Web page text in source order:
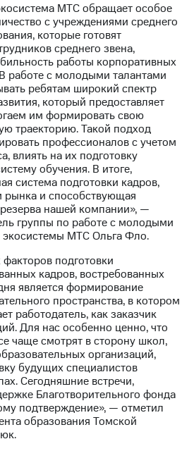
2023
МТС обращает особое
с учреждениями среднего
которые готовят
среднего звена,
работы корпоративных
работе с молодыми талантами
ребятам широкий спектр
который предоставляет
им формировать свою
траекторию. Такой подход
профессионалов с учетом
влиять на их подготовку
обучения. В итоге,
система подготовки кадров,
и способствующая
нашей компании», —
группы по работе с молодыми
МТС Ольга Фло.
подготовки
кадров, востребованных
является формирование
пространства, в котором
работодатель, как заказчик
Для нас особенно ценно, что
чаще смотрят в сторону школ,
организаций,
будущих специалистов
Сегодняшние встречи,
Благотворительного фонда
подтверждение», — отметил
образования Томской